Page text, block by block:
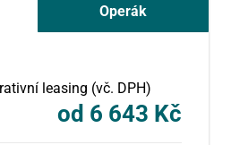
Operák
leasing (vč. DPH)
od 6 643 Kč